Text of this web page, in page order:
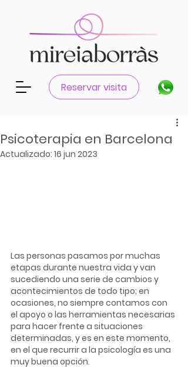
Reservar visita
Psicoterapia en Barcelona
Actualizado: 16 jun 2023
Las personas pasamos por muchas
etapas durante nuestra vida y van
sucediendo una serie de cambios y
acontecimientos de todo tipo; en
ocasiones, no siempre contamos con
el apoyo o las herramientas necesarias
para hacer frente a situaciones
determinadas, y es en este momento,
en el que recurrir a la psicología es una
muy buena opción.